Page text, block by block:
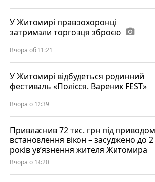
У Житомирі правоохоронці
затримали торговця зброєю photo_camera
Вчора об 11:21
У Житомирі відбудеться родинний
фестиваль «Полісся. Вареник FEST»
Вчора о 12:39
Привласнив 72 тис. грн під приводом
встановлення вікон – засуджено до 2
років ув’язнення жителя Житомира
Вчора о 14:20